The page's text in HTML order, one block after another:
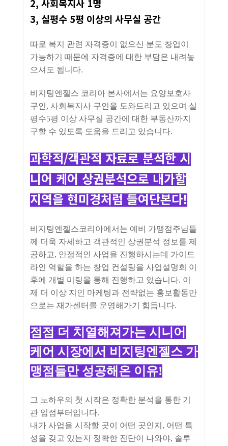
2, 사회복지사 1명
3, 실평수 5평 이상의 사무실 공간
따로 복지 관련 자격증이 없으신 분도 창업이
가능하기 때문에 자격증에 대한 부담은 내려놓
으셔도 됩니다.
비지팅엔젤스 코리아 본사에서는 요양보호사
구인, 사회복지사 구인을 도와드리고 있으며 실
평수5평 이상 사무실 공간에 대한 부동산까지
구할 수 있도록 도움을 드리고 있습니다.
과학적/객관적 자료로 분석한 시
니어 케어 상권분석으로 내가할
지역을 현미경처럼 들여단본다!
비지팅엔젤스코리아에서는 예비 가맹점주님들
께 더욱 자세하고 객관적인 상권분석 정보를 제
공하고, 안정적인 사업을 진행하시는데 가이드
라인 역할을 하는 창업 컨설팅을 사업설명회 이
후에 개별 미팅을 통해 진행하고 있습니다. 이
제 더 이상 지인 마케팅과 전략없는 홍보활동만
으로는 재가센터를 운영해가기 힘듭니다.
점 점 더 치열해져가는 시니어
케어 시장에서 비지팅엔젤스 가
맹점들만 성공해온 이유!
그 노하우의 첫 시작은 정확한 분석을 통한 기
관 입점부터입니다.
내가 사업을 시작할 곳이 어떤 곳인지, 어떤 특
성을 갖고 있는지 정확한 진단이 나와야, 솔루